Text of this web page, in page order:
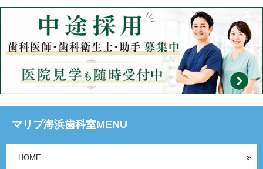
マリブ海浜歯科室MENU
HOME